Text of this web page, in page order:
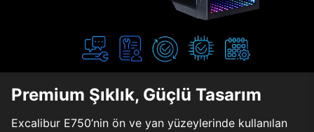
Premium Şıklık, Güçlü Tasarım
Excalibur E750’nin ön ve yan yüzeylerinde kullanılan